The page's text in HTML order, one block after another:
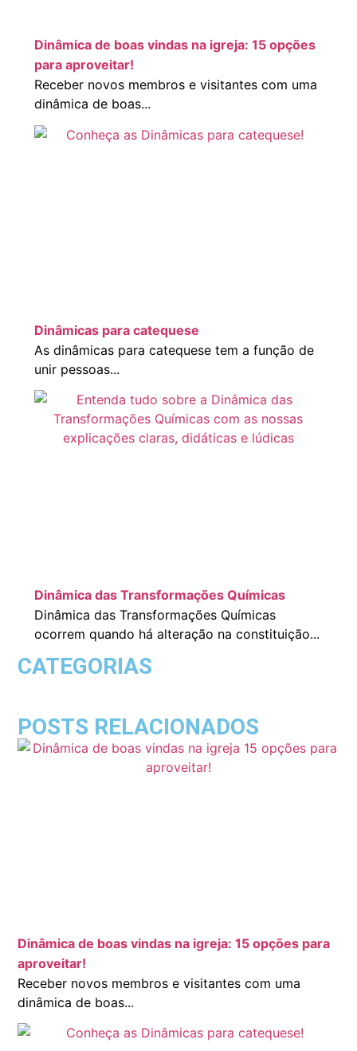
Dinâmica de boas vindas na igreja: 15 opções
para aproveitar!
Receber novos membros e visitantes com uma
dinâmica de boas...
Dinâmicas para catequese
As dinâmicas para catequese tem a função de
unir pessoas...
Dinâmica das Transformações Químicas
Dinâmica das Transformações Químicas
ocorrem quando há alteração na constituição...
CATEGORIAS
POSTS RELACIONADOS
Dinâmica de boas vindas na igreja: 15 opções para
aproveitar!
Receber novos membros e visitantes com uma
dinâmica de boas...